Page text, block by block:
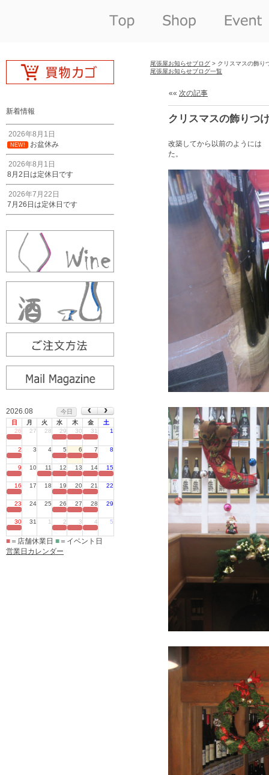
新着情報
2026年8月1日
NEW! お盆休み
2026年8月1日
8月2日は定休日です
2026年7月22日
7月26日は定休日です
2026.08
今日
日
月 火 水 木 金
土
26
27 28 29 30 31 1
2 3 4 5 6 7 8
9 10 11 12 13 14 15
16 17 18 19 20 21 22
23 24 25 26 27 28 29
30 31 1 2 3 4 5
■ ＝店舗休業日 ■ ＝イベント日
営業日カレンダー
尾張屋お知らせブログ > クリスマスの飾り
尾張屋お知らせブログ一覧
«« 次の記事
クリスマスの飾りつ
改築してから以前のように
た。